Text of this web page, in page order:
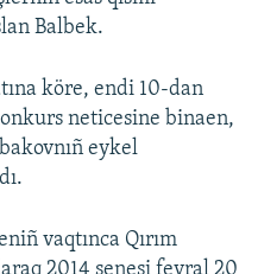
Balbek.
köre, endi 10-dan
neticesine binaen,
eykel
vaqtınca Qırım